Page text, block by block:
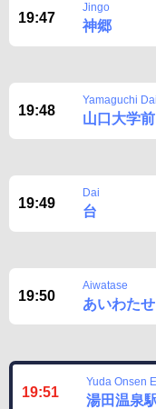
19:47
Jingo
神郷
19:48
Yamaguchi
山口大学前
19:49
Dai
台
19:50
Aiwatase
あいわたせ
19:51
Yuda Onsen
湯田温泉